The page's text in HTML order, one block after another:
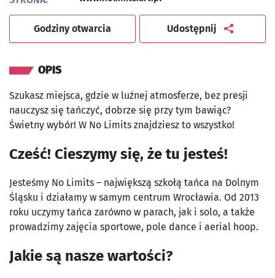
Godziny otwarcia Udostępnij artykuł
OPIS
Szukasz miejsca, gdzie w luźnej atmosferze, bez presji
nauczysz się tańczyć, dobrze się przy tym bawiąc?
Świetny wybór! W No Limits znajdziesz to wszystko!
Cześć! Cieszymy się, że tu jesteś!
Jesteśmy No Limits – największą szkołą tańca na Dolnym
Śląsku i działamy w samym centrum Wrocławia. Od 2013
roku uczymy tańca zarówno w parach, jak i solo, a także
prowadzimy zajęcia sportowe, pole dance i aerial hoop.
Jakie są nasze wartości?